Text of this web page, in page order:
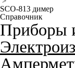
SCO-813 димер
Справочник
Приборы